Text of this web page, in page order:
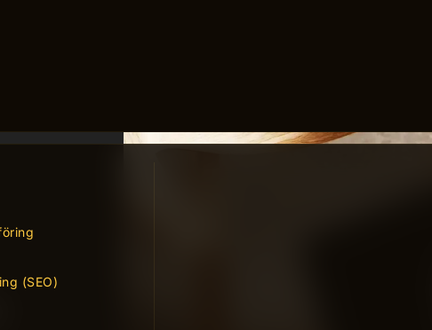
(SEO)